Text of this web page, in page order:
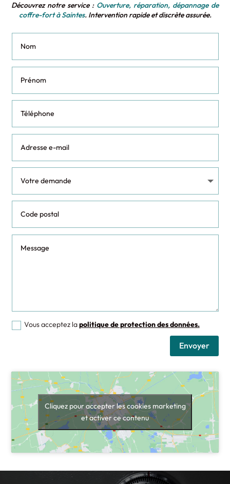
Découvrez notre service : Ouverture, réparation, dépannage de
coffre-fort à Saintes. Intervention rapide et discrète assurée.
Vous acceptez lapolitique de protection des données.
Envoyer
Cliquez pour accepter les cookies marketing
et activer ce contenu